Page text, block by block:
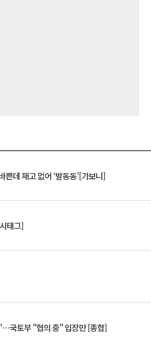
데 재고 없어 ‘발동동’[가보니]
태그]
국토부 "협의 중" 입장만 [종합]